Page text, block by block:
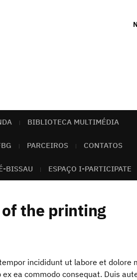
BIBLIOTECA MULTIMÉDIA
PARCEIROS CONTATOS
BISSAU ESPAÇO I-PARTICIPATE
the printing
incididunt ut labore et dolore
ea commodo consequat. Duis